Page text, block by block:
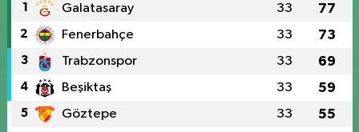
1 Galatasaray 33 77
2 Fenerbahçe 33 73
3 Trabzonspor 33 69
4 Beşiktaş 33 59
5 Göztepe 33 55